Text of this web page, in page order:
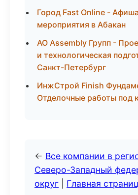
Город Fast Online -
мероприятия в Абакан
АО Assembly Групп -
и технологическая
Санкт-Петербург
ИнжСтрой Finish
Отделочные работы под
← Все компании в
Северо-Западный
округ
Главная